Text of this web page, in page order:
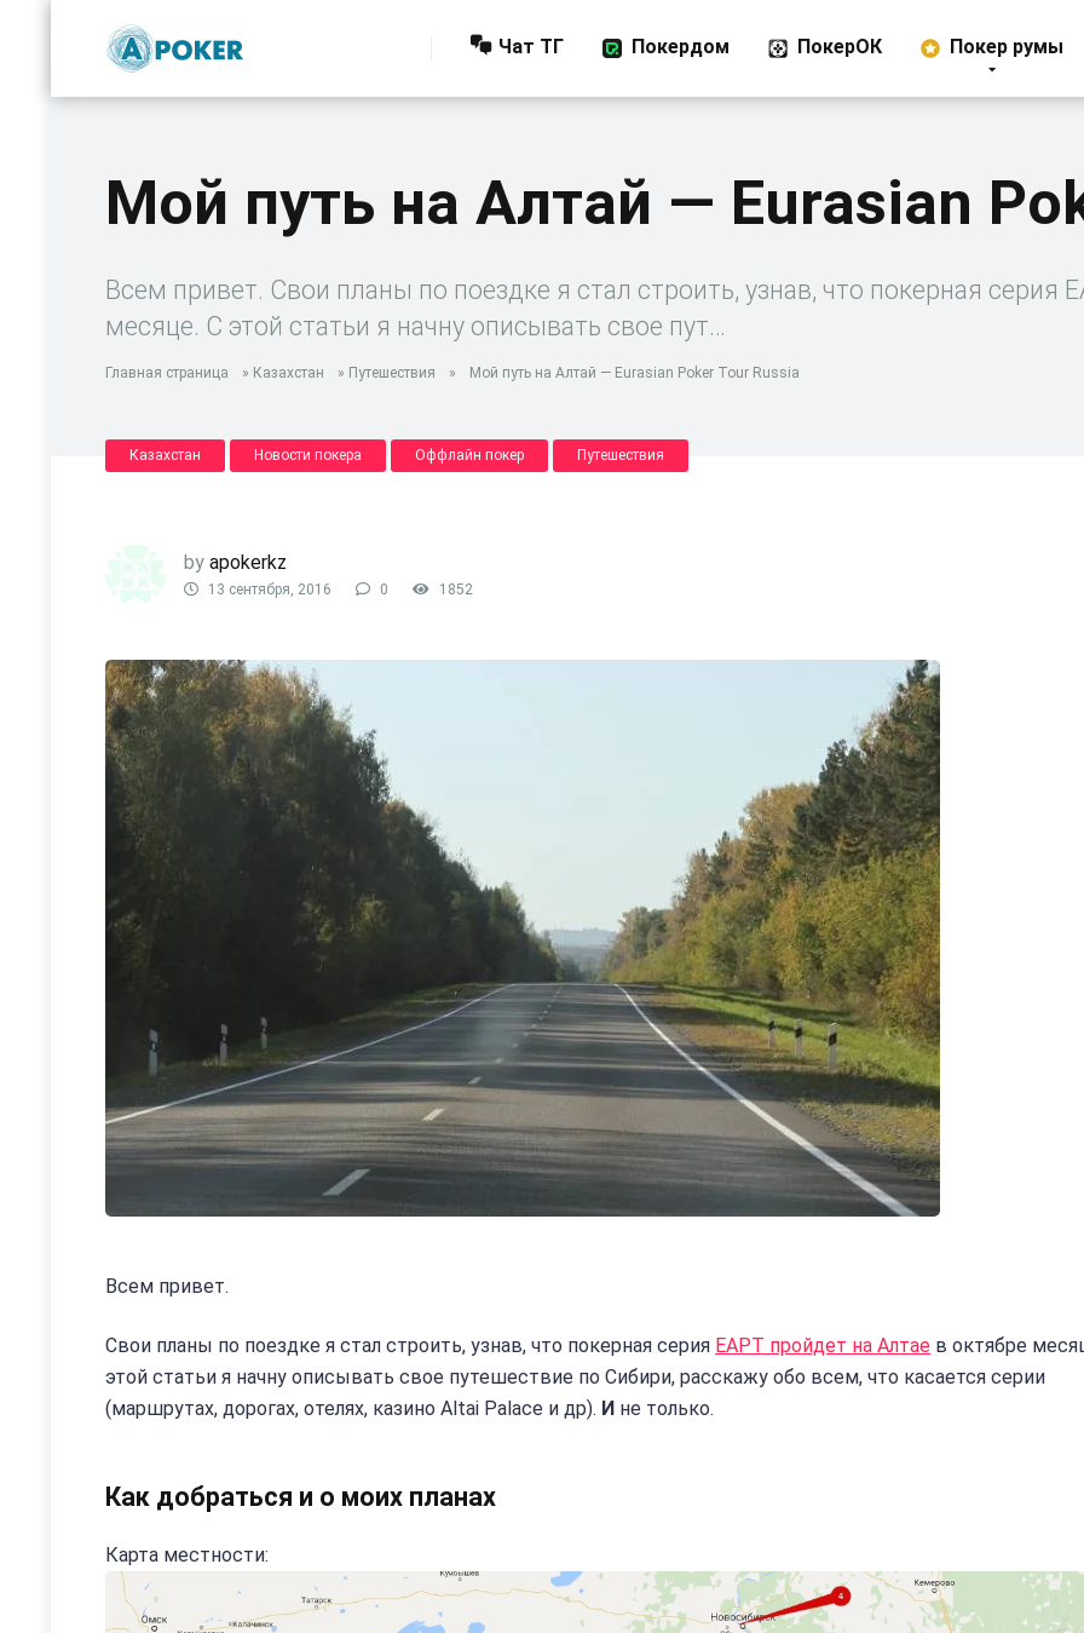
Чат ТГ Покердом ПокерОК Покер румы
Мой путь на Алтай — Eurasian
Всем привет. Свои планы по поездке я стал строить, узнав, что покерная серия
месяце. С этой статьи я начну описывать свое пут…
Главная страница » Казахстан » Путешествия » Мой путь на Алтай — Eurasian Poker Tour Russia
Казахстан Новости покера Оффлайн покер Путешествия
by apokerkz
13 сентября, 2016 0 1852
Всем привет.
Свои планы по поездке я стал строить, узнав, что покерная серия ЕАРТ пройдет на Алтае в октябре
этой статьи я начну описывать свое путешествие по Сибири, расскажу обо всем, что касается серии
(маршрутах, дорогах, отелях, казино Altai Palace и др). И не только.
Как добраться и о моих планах
Карта местности: